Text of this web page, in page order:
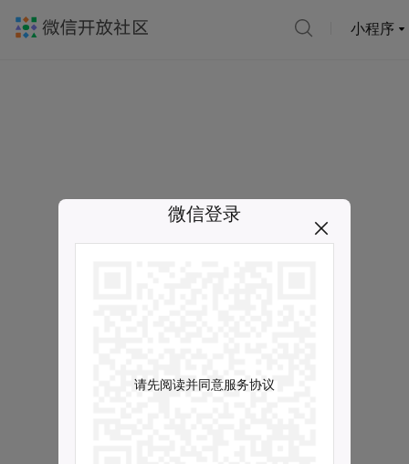
小程序
微信登录
请先阅读并同意服务协议